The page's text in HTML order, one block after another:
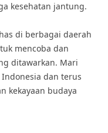
kesehatan jantung.
di berbagai daerah
mencoba dan
ditawarkan. Mari
dan terus
kekayaan budaya